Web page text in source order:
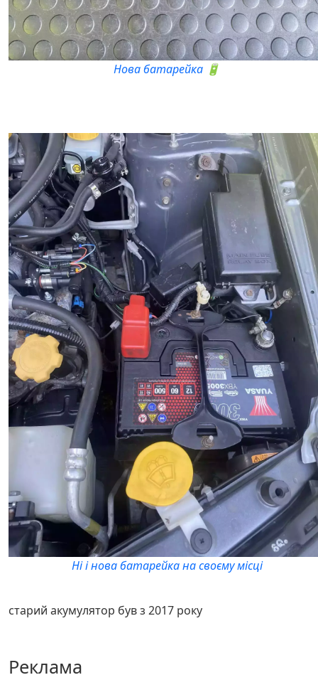
Нова батарейка 🔋
Ні і нова батарейка на своєму місці
старий акумулятор був з 2017 року
Реклама